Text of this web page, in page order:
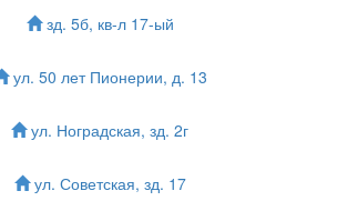
зд. 5б, кв-л 17-ый
ул. 50 лет Пионерии, д. 13
ул. Ноградская, зд. 2г
ул. Советская, зд. 17